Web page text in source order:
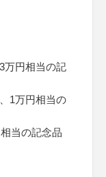
円相当の記
1万円相当の
当の記念品